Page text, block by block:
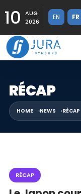
10
AUG
2026
EN FR
RÉCAP
HOME NEWS RÉCAP
RÉCAP